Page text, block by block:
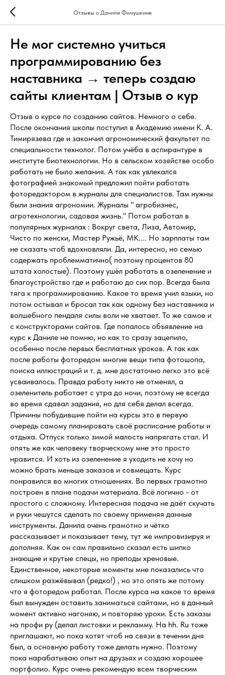
Отзывы о Даниле Фимушкине
Не мог системно учиться
программированию без
наставника → теперь создаю
сайты клиентам | Отзыв о кур
Отзыв о курсе по созданию сайтов. Немного о себе.
После окончания школы поступил в Академию имени К. А.
Тимирязева где и закончил агрономический факультет по
специальности технолог. Потом учёба в аспирантуре в
институте биотехнологии. Но в сельском хозяйстве особо
работать не было желания. А так как увлекался
фотографией знакомый предложил пойти работать
фоторедактором в журналы для специалистов. Там нужны
были знания агрономии. Журналы " агробизнес,
агротехнологии, садовая жизнь." Потом работал в
популярных журналах : Вокруг света, Лиза, Автомир,
Чисто по женски, Мастер Ружьё, МК.... Но зарплаты там
не сказать чтоб вдохновляли. Да, интересно, но семью
содержать проблемматично( поэтому процентов 80
штата холостые). Поэтому ушёл работать в озеленение и
благоустройство где и работаю до сих пор. Всегда была
тяга к программированию. Какое то время учил языки, но
потом остывал и бросал так как одному без наставника и
волшебного пендаля силы воли не хватает. То же самое и
с конструкторами сайтов. Где попалось объявление на
курс к Даниле не помню, но как то сразу зацепило,
особенно после первых бесплатных уроков. А так как
после работы фоторедом многие вещи типа фотошопа,
поиска иллюстраций и т. д. мне достаточно легко это всё
усваивалось. Правда работу никто не отменял, а
озеленитель работает с утра до ночи, поэтому не всегда
во время сдавал задания, но для себя делал всегда.
Причины побудившие пойти на курсы это в первую
очередь самому планировать своё расписание работы и
отдыха. Отпуск только зимой малость напрягать стал. И
опять же как человеку творческому мне это просто
нравится. И хоть из озеленение я уходить не хочу но
можно брать меньше заказов и совмещать. Курс
понравился во многих отношениях. Во первых грамотно
построен в плане подачи материала. Всё логично - от
простого с сложному. Интересная подача не даёт скучать
и руки чешутся сделать по своему применяя данные
инструменты. Данила очень грамотно и чётко
рассказывает и показывает тему, тут же импровизируя и
дополняя. Как он сам правильно сказал есть шипко
знающие и крутые спецы, но преподы хреновые.
Единственное, некоторые моменты мне показались что
слишком разжёвывал (редко!) , но это опять же потому
что я фоторедом работал. После курса на какое то время
был вынужден оставить заниматься сайтами, но в данный
момент активно нагоняю, и повторяю уроки. Есть заказы
на профи ру (делал листовки и рекламму. На hh. Ru тоже
приглашают, но пока хотят чтоб на связи в течении дня
был, а основную работу тоже делать нужно. Поэтому
пока нарабатываю опыт на друзьях и создаю хорошее
портфолио. Курс очень рекомендую всем творческим